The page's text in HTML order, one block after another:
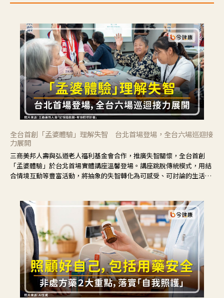
全台首創「孟婆體驗」理解失智 台北首場登場，全台六場巡迴接
力展開
三商美邦人壽與弘道老人福利基金會合作，推廣失智關懷，全台首創
「孟婆體驗」於台北首場實體講座溫馨登場。講座跳脫傳統模式，用結
合情境互動等豐富活動，將抽象的失智轉化為可感受、可討論的生活情